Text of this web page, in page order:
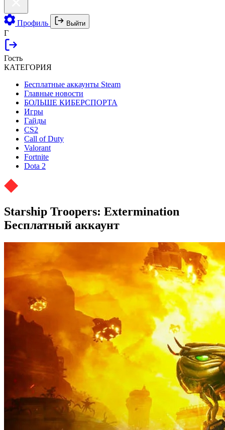
Профиль Выйти
Г
Гость
КАТЕГОРИЯ
Бесплатные аккаунты Steam
Главные новости
БОЛЬШЕ КИБЕРСПОРТА
Игры
Гайды
CS2
Call of Duty
Valorant
Fortnite
Dota 2
Starship Troopers: Extermination
Бесплатный аккаунт